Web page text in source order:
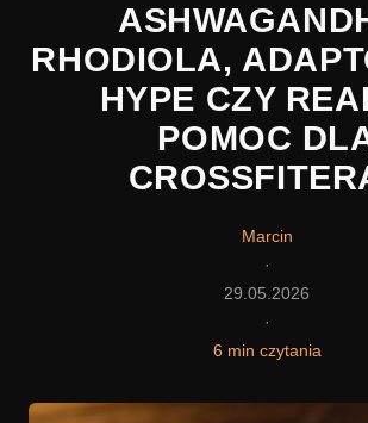
RHODIOLA,
HYPE CZY
POMOC
Marcin
·
29.05.2026
·
6 min czytania